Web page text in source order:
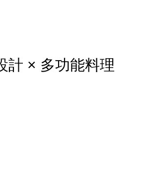
計 × 多功能料理